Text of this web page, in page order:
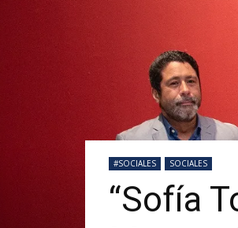
#SOCIALES SOCIALES
“Sofía